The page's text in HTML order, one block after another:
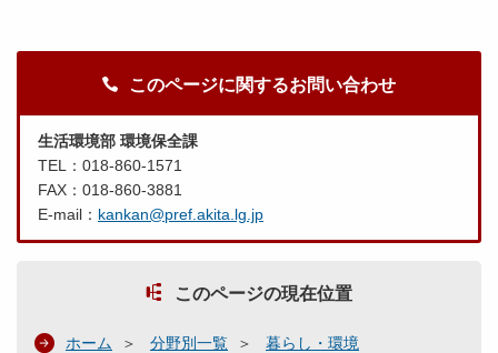
このページに関するお問い合わせ
生活環境部 環境保全課
TEL：018-860-1571
FAX：018-860-3881
E-mail： kankan@pref.akita.lg.jp
このページの現在位置
ホーム 分野別一覧
暮らし・環境